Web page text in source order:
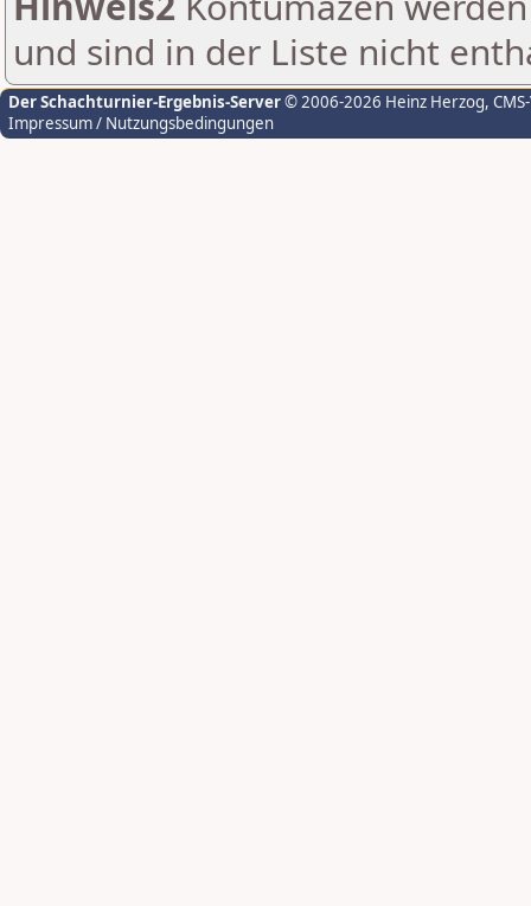
und sind in der Liste nicht
Der Schachturnier-Ergebnis-Server© 2006-2026 Heinz Herzog,
Impressum / Nutzungsbedingungen